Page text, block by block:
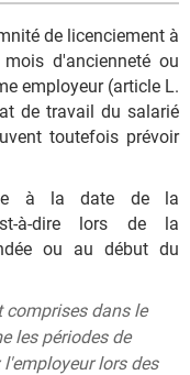
de licenciement à
d'ancienneté ou
employeur (article L.
de travail du salarié
toutefois prévoir
à la date de la
à-dire lors de la
ou au début du
comprises dans le
les périodes de
lors des